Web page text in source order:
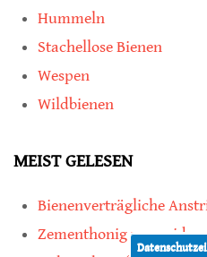
Hummeln
Stachellose Bienen
Wespen
Wildbienen
MEIST GELESEN
Bienenverträgliche
Zementhonig vermeiden